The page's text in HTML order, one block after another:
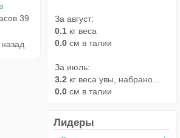
39
За август:
0.1 кг веса
0.0 см в талии
За июль:
3.2 кг веса увы, набрано...
0.0 см в талии
Лидеры